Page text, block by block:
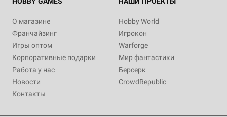
О магазине
Франчайзинг
Игры оптом
Корпоративные подарки
Работа у нас
Новости
Контакты
Hobby World
Игрокон
Warforge
Мир фантастики
Берсерк
CrowdRepublic